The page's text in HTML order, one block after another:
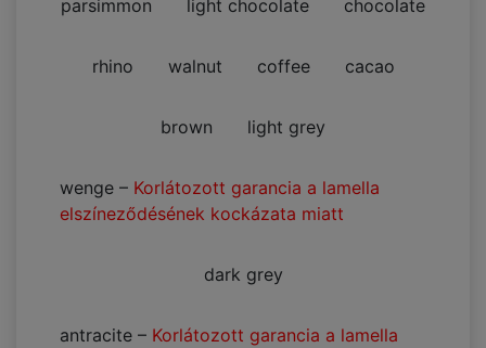
parsimmon light chocolate chocolate
rhino walnut coffee cacao
brown light grey
wenge – Korlátozott garancia a lamella
elszíneződésének kockázata miatt
dark grey
antracite – Korlátozott garancia a lamella